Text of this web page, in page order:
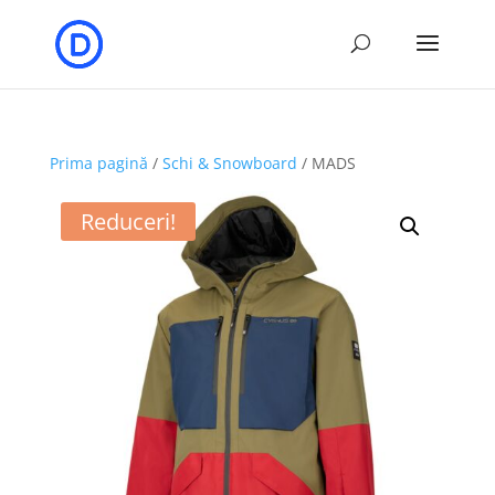
Prima pagină / Schi & Snowboard / MADS
Reduceri!